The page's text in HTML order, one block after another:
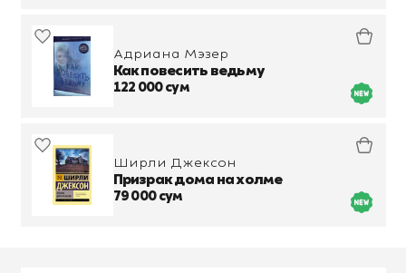
Адриана Мэзер
Как повесить ведьму
122 000 сум
Ширли Джексон
Призрак дома на холме
79 000 сум